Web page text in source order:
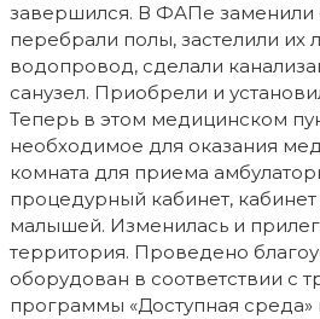
завершился. В ФАПе заменили
перебрали полы, застелили
водопровод, сделали
санузел. Приобрели и
Теперь в этом медицинском
необходимое для оказания
комната для приема
процедурный кабинет,
малышей. Изменилась и
территория. Проведено
оборудован в соответствии с
программы «Доступная